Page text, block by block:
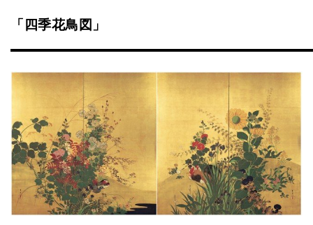
「四季花鳥図」